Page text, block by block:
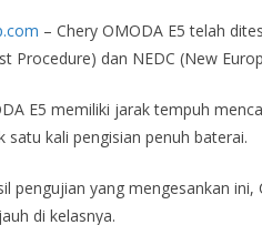
– Chery OMODA E5 telah
Procedure) dan NEDC (New
E5 memiliki jarak tempuh
satu kali pengisian penuh baterai.
pengujian yang mengesankan
di kelasnya.